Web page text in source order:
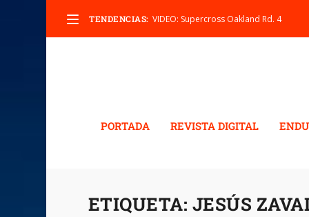
TENDENCIAS: VIDEO: Supercross Oakland Rd. 4
PORTADA REVISTA DIGITAL
ETIQUETA: JESÚS